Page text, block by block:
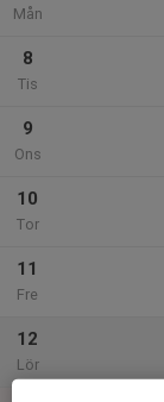
Mån
8
Tis
9
Ons
10
Tor
11
Fre
12
Lör